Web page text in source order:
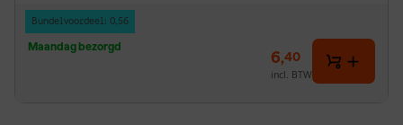
Bundelvoordeel: 0,56
Maandag bezorgd
6,40
incl. BTW